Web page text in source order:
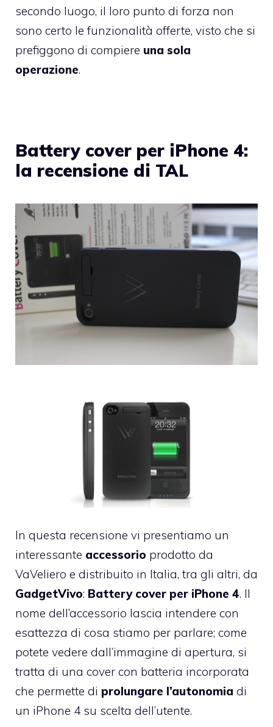
secondo luogo, il loro punto di forza non
sono certo le funzionalità offerte, visto che si
prefiggono di compiere una sola
operazione.
Battery cover per iPhone 4:
la recensione di TAL
In questa recensione vi presentiamo un
interessante accessorio prodotto da
VaVeliero e distribuito in Italia, tra gli altri, da
GadgetVivo: Battery cover per iPhone 4. Il
nome dell’accessorio lascia intendere con
esattezza di cosa stiamo per parlare; come
potete vedere dall’immagine di apertura, si
tratta di una cover con batteria incorporata
che permette di prolungare l’autonomia di
un iPhone 4 su scelta dell’utente.